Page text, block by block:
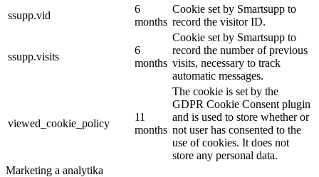
ssupp.vid
6
months
Cookie set by Smartsupp to
record the visitor ID.
ssupp.visits
6
months
Cookie set by Smartsupp to
record the number of previous
visits, necessary to track
automatic messages.
viewed_cookie_policy
11
months
The cookie is set by the
GDPR Cookie Consent plugin
and is used to store whether or
not user has consented to the
use of cookies. It does not
store any personal data.
Marketing a analytika